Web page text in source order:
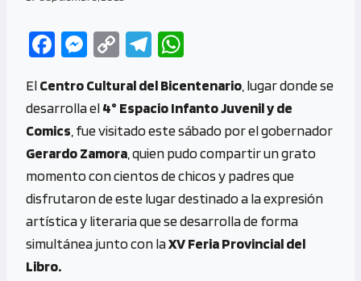
Fa
b
o
o
k
M
se
n
g
er
C
py
Li
n
k
Te
gr
a
m
at
s
A
p
p
ElCentro Cultural del Bicentenario , lugar donde se
desarrolla el4° Espacio Infanto Juvenil y de
Comics , fue visitado este sábado por el gobernador
GerardoZamora , quien pudo compartir un grato
momento con cientos de chicos y padres que
disfrutaron de este lugar destinado a la expresión
artística y literaria que se desarrolla de forma
simultánea junto con laXV Feria Provincial del
Libro.